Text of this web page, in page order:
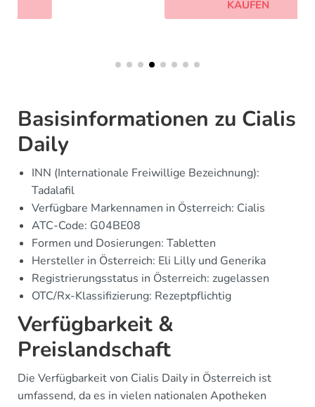
Basisinformationen zu Cialis
Daily
INN (Internationale Freiwillige Bezeichnung):
Tadalafil
Verfügbare Markennamen in Österreich: Cialis
ATC-Code: G04BE08
Formen und Dosierungen: Tabletten
Hersteller in Österreich: Eli Lilly und Generika
Registrierungsstatus in Österreich: zugelassen
OTC/Rx-Klassifizierung: Rezeptpflichtig
Verfügbarkeit &
Preislandschaft
Die Verfügbarkeit von Cialis Daily in Österreich ist
umfassend, da es in vielen nationalen Apotheken